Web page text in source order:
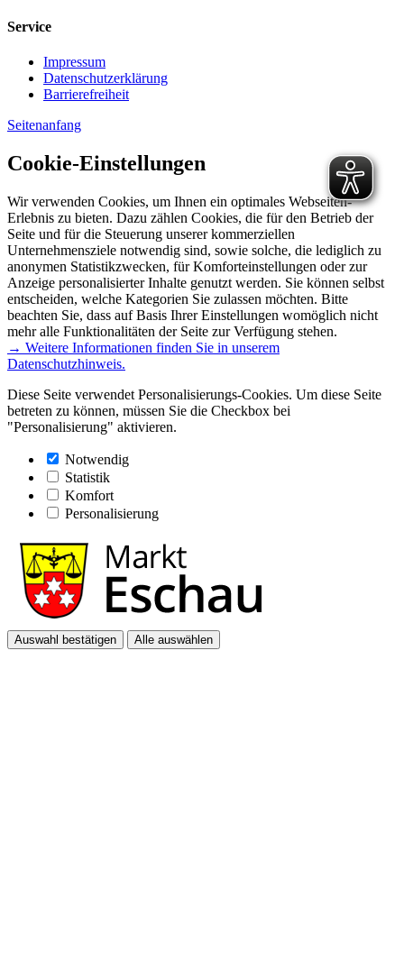
Service
Impressum
Datenschutzerklärung
Barrierefreiheit
Seitenanfang
Cookie-Einstellungen
Wir verwenden Cookies, um Ihnen ein optimales Webseiten-
Erlebnis zu bieten. Dazu zählen Cookies, die für den Betrieb der
Seite und für die Steuerung unserer kommerziellen
Unternehmensziele notwendig sind, sowie solche, die lediglich zu
anonymen Statistikzwecken, für Komforteinstellungen oder zur
Anzeige personalisierter Inhalte genutzt werden. Sie können selbst
entscheiden, welche Kategorien Sie zulassen möchten. Bitte
beachten Sie, dass auf Basis Ihrer Einstellungen womöglich nicht
mehr alle Funktionalitäten der Seite zur Verfügung stehen.
→ Weitere Informationen finden Sie in unserem
Datenschutzhinweis.
Diese Seite verwendet Personalisierungs-Cookies. Um diese Seite
betreten zu können, müssen Sie die Checkbox bei
"Personalisierung" aktivieren.
Notwendig
Statistik
Komfort
Personalisierung
Auswahl bestätigen Alle auswählen